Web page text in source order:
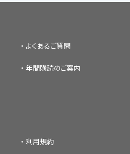
よくあるご質問
年間購読のご案内
利用規約